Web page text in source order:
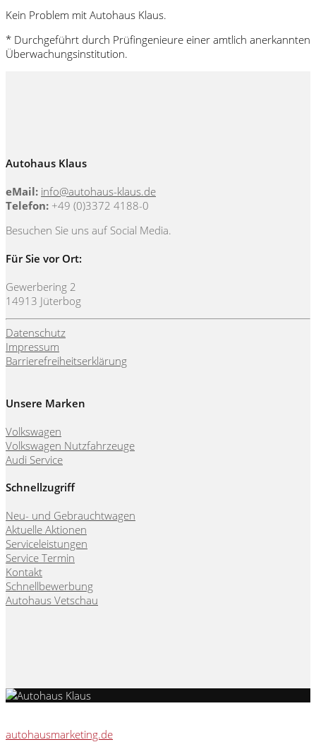
Kein Problem mit Autohaus Klaus.
* Durchgeführt durch Prüfingenieure einer amtlich anerkannten
Überwachungsinstitution.
Autohaus Klaus
eMail: info@autohaus-klaus.de
Telefon: +49 (0)3372 4188-0
Besuchen Sie uns auf Social Media.
Für Sie vor Ort:
Gewerbering 2
14913 Jüterbog
Datenschutz
Impressum
Barrierefreiheitserklärung
Unsere Marken
Volkswagen
Volkswagen Nutzfahrzeuge
Audi Service
Schnellzugriff
Neu- und Gebrauchtwagen
Aktuelle Aktionen
Serviceleistungen
Service Termin
Kontakt
Schnellbewerbung
Autohaus Vetschau
autohausmarketing.de